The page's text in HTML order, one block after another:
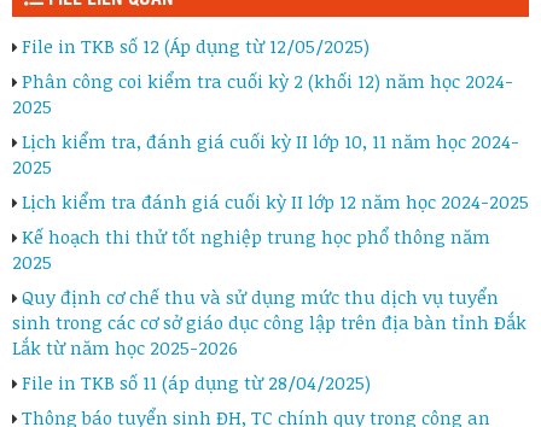
File in TKB số 12 (Áp dụng từ 12/05/2025)
Phân công coi kiểm tra cuối kỳ 2 (khối 12) năm học 2024-
2025
Lịch kiểm tra, đánh giá cuối kỳ II lớp 10, 11 năm học 2024-
2025
Lịch kiểm tra đánh giá cuối kỳ II lớp 12 năm học 2024-2025
Kế hoạch thi thử tốt nghiệp trung học phổ thông năm
2025
Quy định cơ chế thu và sử dụng mức thu dịch vụ tuyển
sinh trong các cơ sở giáo dục công lập trên địa bàn tỉnh Đắk
Lắk từ năm học 2025-2026
File in TKB số 11 (áp dụng từ 28/04/2025)
Thông báo tuyển sinh ĐH, TC chính quy trong công an